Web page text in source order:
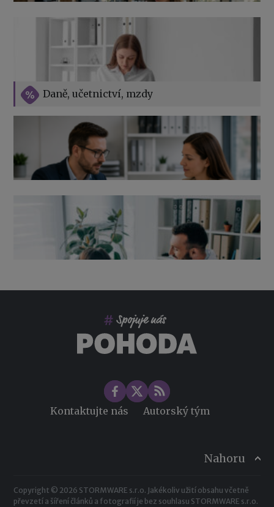
Daně, učetnictví, mzdy
Vše o překážkách v práci na straně zaměstnavatele
Výpověď ze zdravotních důvodů 2026 – průvodce pro
zaměstnavatele
Kontaktujte nás Autorský tým
Nahoru
Copyright © 2026 STORMWARE s.r.o. Jakékoliv užití obsahu včetně
převzetí a šíření článků a fotografií je bez souhlasu STORMWARE s.r.o.